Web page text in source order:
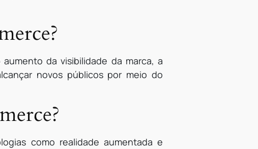
da visibilidade da marca, a
novos públicos por meio do
como realidade aumentada e